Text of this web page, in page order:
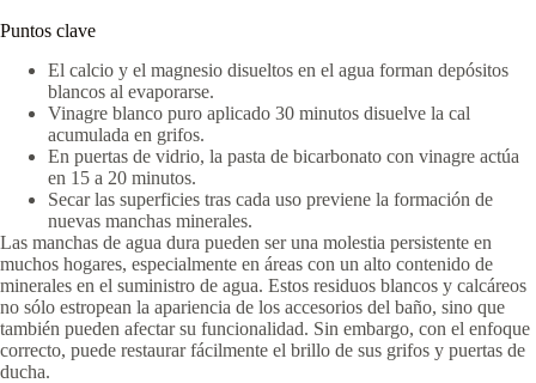
Puntos clave
El calcio y el magnesio disueltos en el agua forman depósitos
blancos al evaporarse.
Vinagre blanco puro aplicado 30 minutos disuelve la cal
acumulada en grifos.
En puertas de vidrio, la pasta de bicarbonato con vinagre actúa
en 15 a 20 minutos.
Secar las superficies tras cada uso previene la formación de
nuevas manchas minerales.
Las manchas de agua dura pueden ser una molestia persistente en
muchos hogares, especialmente en áreas con un alto contenido de
minerales en el suministro de agua. Estos residuos blancos y calcáreos
no sólo estropean la apariencia de los accesorios del baño, sino que
también pueden afectar su funcionalidad. Sin embargo, con el enfoque
correcto, puede restaurar fácilmente el brillo de sus grifos y puertas de
ducha.